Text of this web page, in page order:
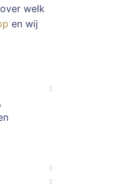
welk
en wij